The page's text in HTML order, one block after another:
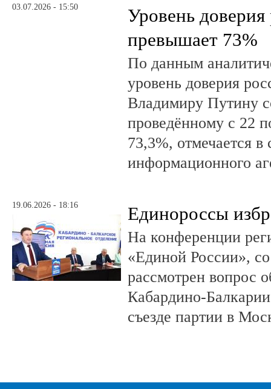
03.07.2026 - 15:50
Уровень
превышает 73%
По данным
уровень доверия
Владимиру Путину
проведённому с 22
73,3%, отмечается
информационного
19.06.2026 - 18:16 Единороссы
На конференции
«Единой России»,
рассмотрен вопрос
Кабардино-
съезде партии в